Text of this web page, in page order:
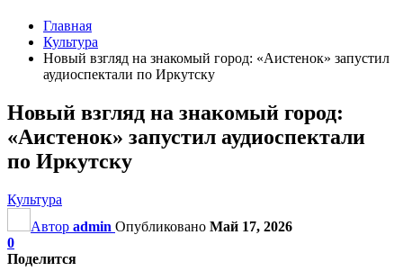
Главная
Культура
Новый взгляд на знакомый город: «Аистенок» запустил
аудиоспектали по Иркутску
Новый взгляд на знакомый город:
«Аистенок» запустил аудиоспектали
по Иркутску
Культура
Автор admin Опубликовано Май 17, 2026
0
Поделится